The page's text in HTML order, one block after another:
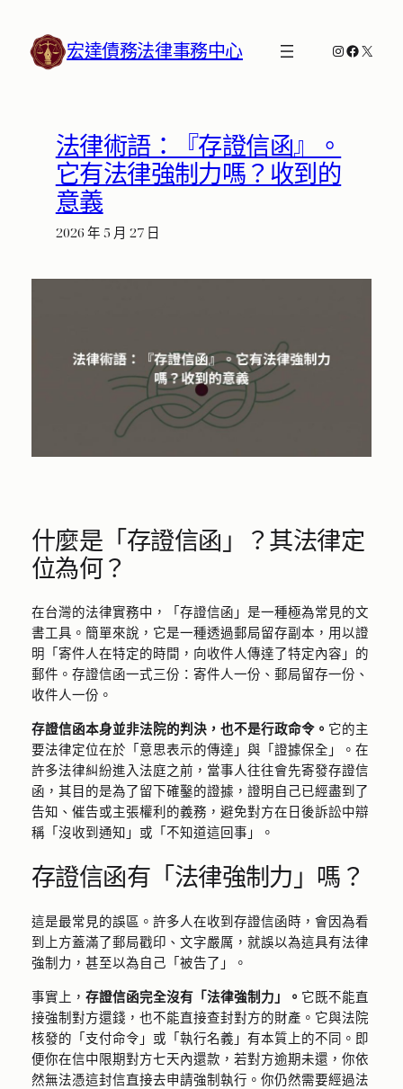
宏達債務法律事務中心 Instagram
X
法律術語：『存證信函』。
它有法律強制力嗎？收到的
意義
2026 年 5 月 27 日
什麼是「存證信函」？其法律定
位為何？
在台灣的法律實務中，「存證信函」是一種極為常見的文
書工具。簡單來說，它是一種透過郵局留存副本，用以證
明「寄件人在特定的時間，向收件人傳達了特定內容」的
郵件。存證信函一式三份：寄件人一份、郵局留存一份、
收件人一份。
存證信函本身並非法院的判決，也不是行政命令。 它的主
要法律定位在於「意思表示的傳達」與「證據保全」。在
許多法律糾紛進入法庭之前，當事人往往會先寄發存證信
函，其目的是為了留下確鑿的證據，證明自己已經盡到了
告知、催告或主張權利的義務，避免對方在日後訴訟中辯
稱「沒收到通知」或「不知道這回事」。
存證信函有「法律強制力」嗎？
這是最常見的誤區。許多人在收到存證信函時，會因為看
到上方蓋滿了郵局戳印、文字嚴厲，就誤以為這具有法律
強制力，甚至以為自己「被告了」。
事實上， 存證信函完全沒有「法律強制力」。 它既不能直
接強制對方還錢，也不能直接查封對方的財產。它與法院
核發的「支付命令」或「執行名義」有本質上的不同。即
便你在信中限期對方七天內還款，若對方逾期未還，你依
然無法憑這封信直接去申請強制執行。你仍然需要經過法